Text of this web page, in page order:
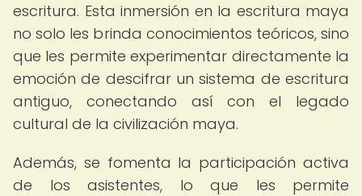
escritura. Esta inmersión en la escritura maya
no solo les brinda conocimientos teóricos, sino
que les permite experimentar directamente la
emoción de descifrar un sistema de escritura
antiguo, conectando así con el legado
cultural de la civilización maya.
Además, se fomenta la participación activa
de los asistentes, lo que les permite